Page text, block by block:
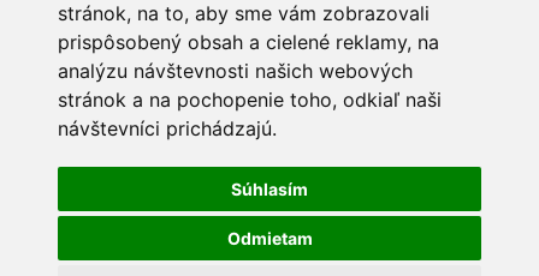
stránok, na to, aby sme vám zobrazovali
prispôsobený obsah a cielené reklamy, na
analýzu návštevnosti našich webových
stránok a na pochopenie toho, odkiaľ naši
návštevníci prichádzajú.
Súhlasím
Odmietam